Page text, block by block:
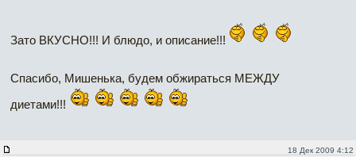
Зато ВКУСНО!!! И блюдо, и описание!!!
Спасибо, Мишенька, будем обжираться МЕЖДУ
диетами!!!
18 Дек 2009 4:12